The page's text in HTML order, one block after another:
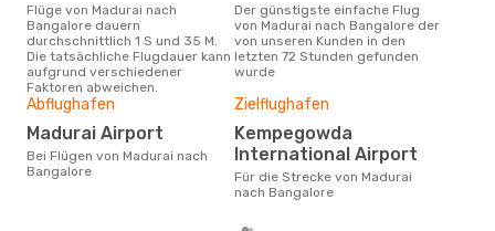
Flüge von Madurai nach
Bangalore dauern
durchschnittlich 1 S und 35 M.
Die tatsächliche Flugdauer kann
aufgrund verschiedener
Faktoren abweichen.
Der günstigste einfache Flug
von Madurai nach Bangalore der
von unseren Kunden in den
letzten 72 Stunden gefunden
wurde
Abflughafen
Madurai Airport
Bei Flügen von Madurai nach
Bangalore
Zielflughafen
Kempegowda
International Airport
Für die Strecke von Madurai
nach Bangalore